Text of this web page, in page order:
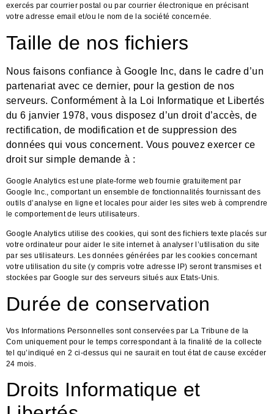
exercés par courrier postal ou par courrier électronique en précisant
votre adresse email et/ou le nom de la société concernée.
Taille de nos fichiers
Nous faisons confiance à Google Inc, dans le cadre d’un
partenariat avec ce dernier, pour la gestion de nos
serveurs.Conformément à la Loi Informatique et Libertés
du 6 janvier 1978, vous disposez d’un droit d’accès, de
rectification, de modification et de suppression des
données qui vous concernent. Vous pouvez exercer ce
droit sur simple demande à :
Google Analytics est une plate-forme web fournie gratuitement par
Google Inc., comportant un ensemble de fonctionnalités fournissant des
outils d’analyse en ligne et locales pour aider les sites web à comprendre
le comportement de leurs utilisateurs.
Google Analytics utilise des cookies, qui sont des fichiers texte placés sur
votre ordinateur pour aider le site internet à analyser l’utilisation du site
par ses utilisateurs. Les données générées par les cookies concernant
votre utilisation du site (y compris votre adresse IP) seront transmises et
stockées par Google sur des serveurs situés aux Etats-Unis.
Durée de conservation
Vos Informations Personnelles sont conservées par La Tribune de la
Com uniquement pour le temps correspondant à la finalité de la collecte
tel qu’indiqué en 2 ci-dessus qui ne saurait en tout état de cause excéder
24 mois.
Droits Informatique et